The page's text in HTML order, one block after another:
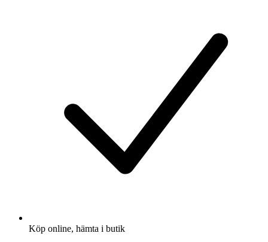
Köp online, hämta i butik